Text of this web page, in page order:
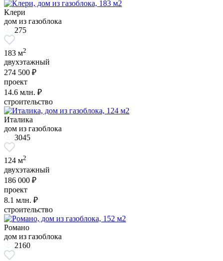
Клери
дом из газоблока
275
183 м2
двухэтажный
274 500 ₽
проект
14.6 млн. ₽
строительство
Италика
дом из газоблока
3045
124 м2
двухэтажный
186 000 ₽
проект
8.1 млн. ₽
строительство
Романо
дом из газоблока
2160